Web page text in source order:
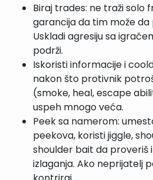
Biraj trades: ne traži solo
garancija da tim može
Uskladi agresiju sa
podrži.
Iskoristi informacije i
nakon što protivnik
(smoke, heal, escape
uspeh mnogo veća.
Peek sa namerom:
peekova, koristi jiggle,
shoulder bait da proveriš
izlaganja. Ako neprijatelj